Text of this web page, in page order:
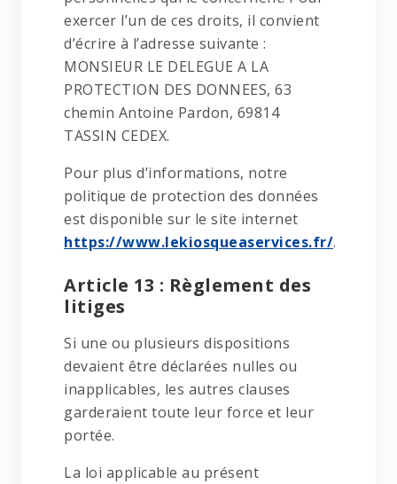
exercer l’un de ces droits, il convient
d’écrire à l’adresse suivante :
MONSIEUR LE DELEGUE A LA
PROTECTION DES DONNEES, 63
chemin Antoine Pardon, 69814
TASSIN CEDEX.
Pour plus d’informations, notre
politique de protection des données
est disponible sur le site internet
https://www.lekiosqueaservices.fr/.
Article 13 : Règlement des
litiges
Si une ou plusieurs dispositions
devaient être déclarées nulles ou
inapplicables, les autres clauses
garderaient toute leur force et leur
portée.
La loi applicable au présent